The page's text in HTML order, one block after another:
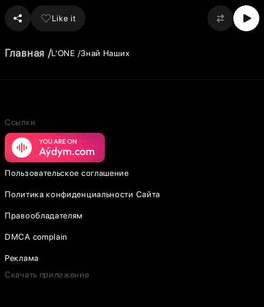
Like it
Главная L'ONE Знай Наших
Ссылки
Пользовательское соглашение
Политика конфиденциальности Сайта
Правообладателям
DMCA complain
Реклама
Скачать приложение